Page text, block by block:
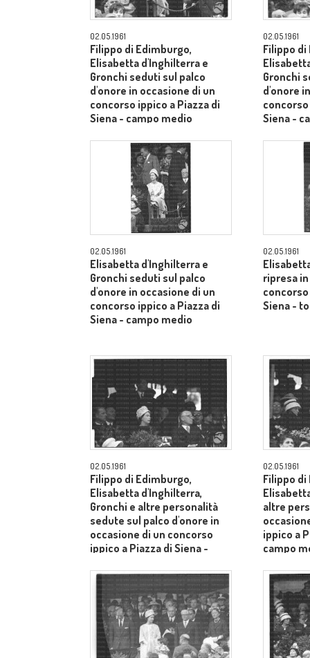
02.05.1961
Filippo di Edimburgo,
Elisabetta d'Inghilterra e
Gronchi seduti sul palco
d'onore in occasione di un
concorso ippico a Piazza di
Siena - campo medio
02.05.1961
Filippo di
Gronchi
d'onore
Siena -
02.05.1961
Elisabetta d'Inghilterra e
Gronchi seduti sul palco
d'onore in occasione di un
concorso ippico a Piazza di
Siena - campo medio
02.05.1961
ripresa
Siena -
02.05.1961
Filippo di Edimburgo,
Elisabetta d'Inghilterra,
Gronchi e altre personalità
sedute sul palco d'onore in
occasione di un concorso
ippico a Piazza di Siena -
02.05.1961
Filippo di
altre
ippico a
campo